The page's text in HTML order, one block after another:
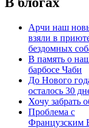
Арчи наш
взяли в
бездомных
В память о
барбосе Чаби
До Нового
осталось 30
Хочу забрать
Проблема с
Французским